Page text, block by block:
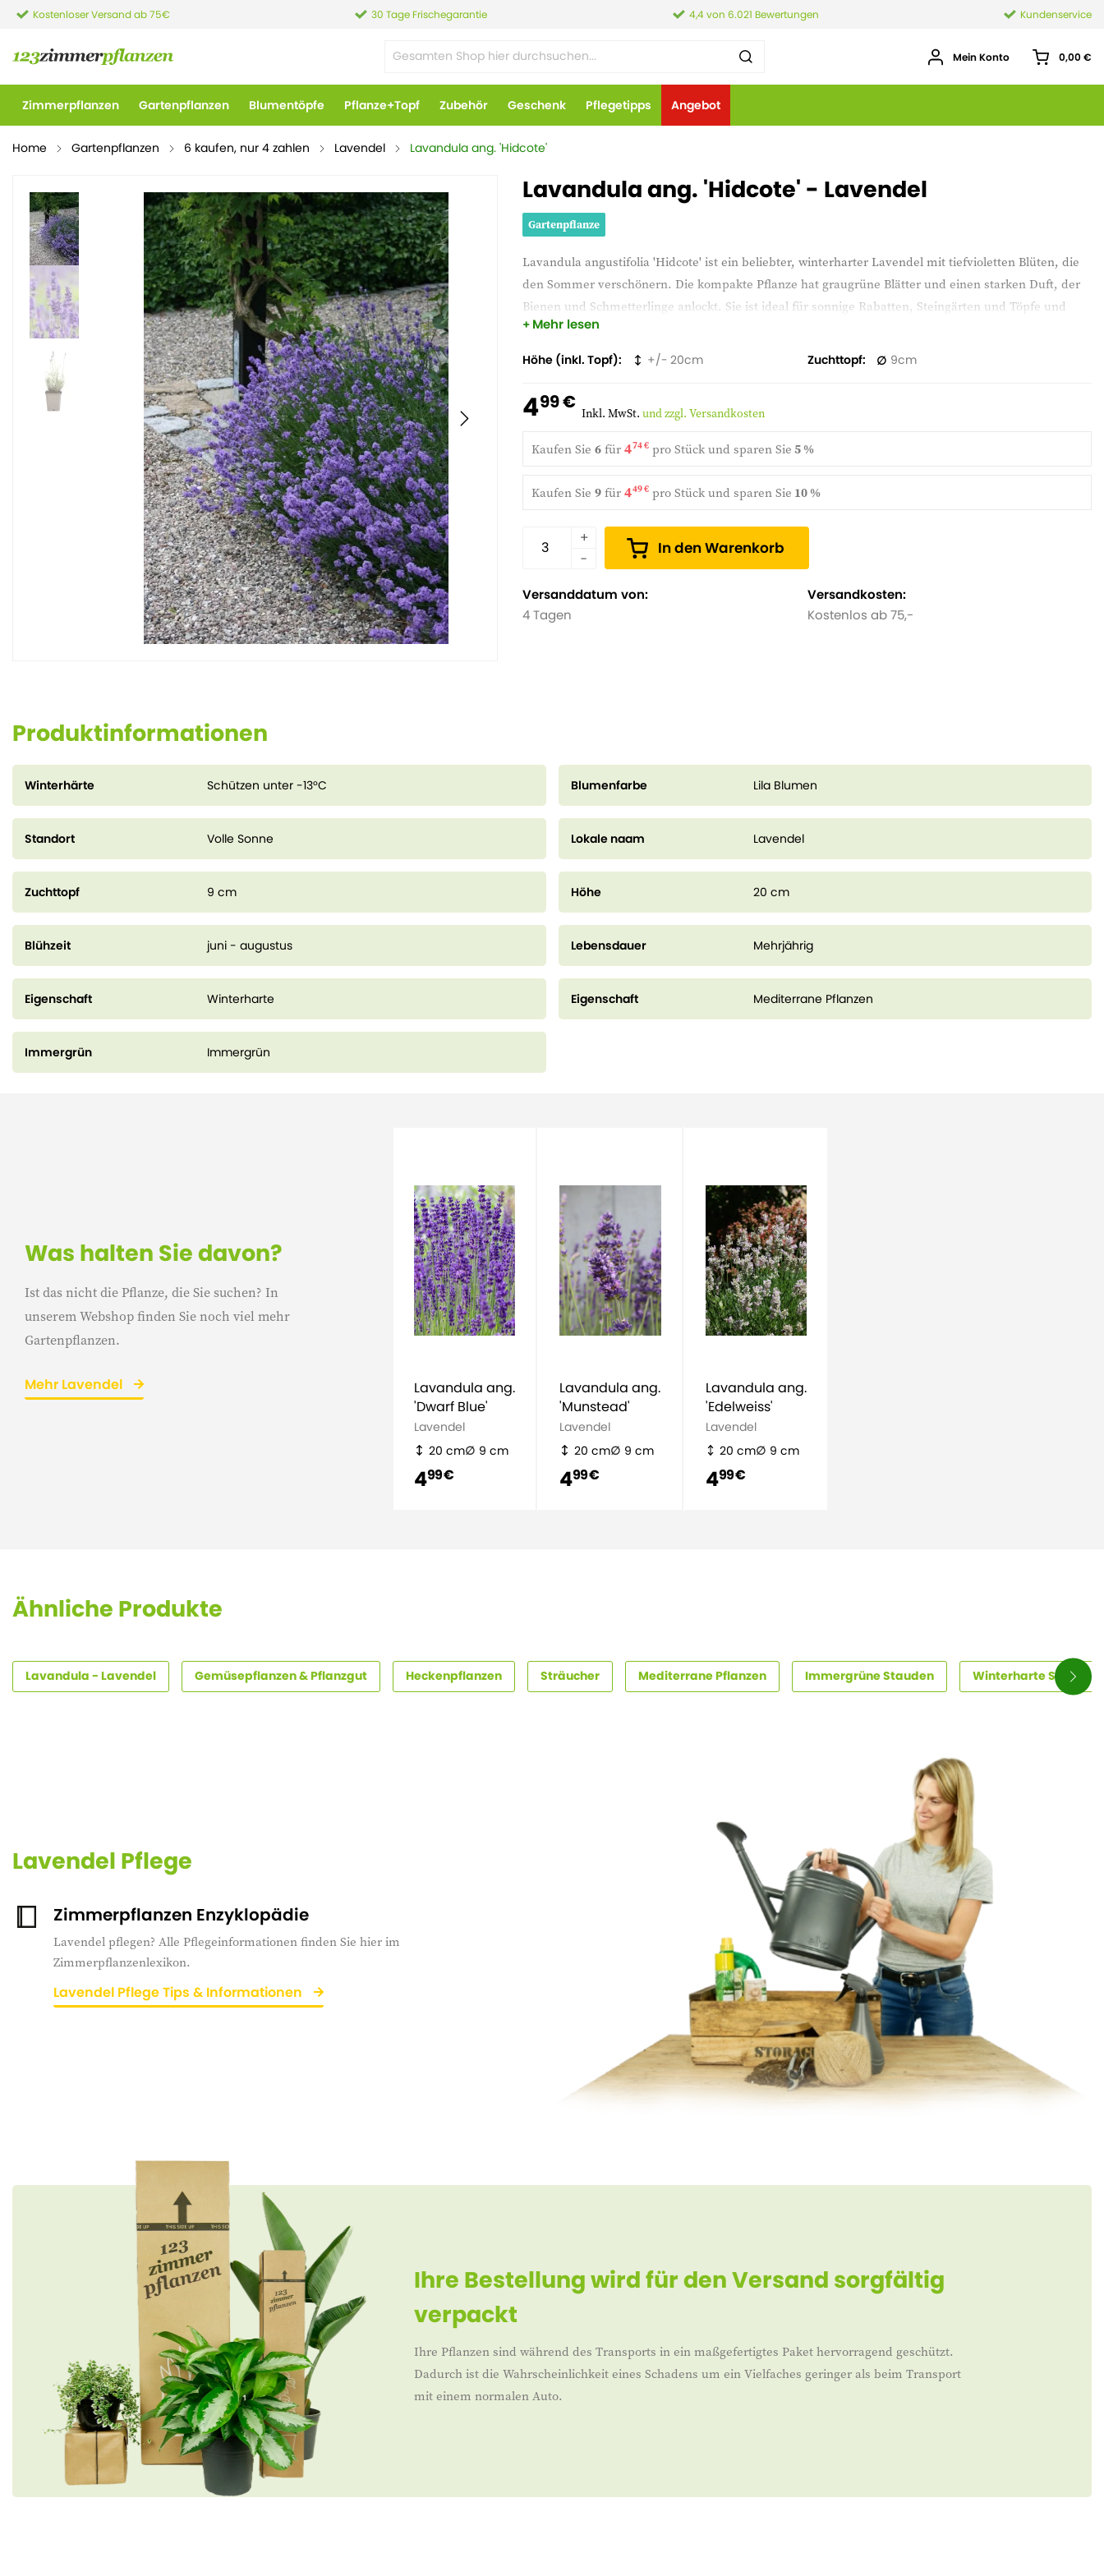
Kostenloser Versand ab 75€ 30 Tage Frischegarantie 4,4 von 6.021 Bewertungen Kundenservice
Mein Konto 0,00 €
Zimmerpflanzen Gartenpflanzen Blumentöpfe Pflanze+Topf Zubehör Geschenk Pflegetipps Angebot
Home Gartenpflanzen 6 kaufen, nur 4 zahlen Lavendel Lavandula ang. 'Hidcote'
Lavandula ang. 'Hidcote' - Lavendel
Gartenpflanze
Lavandula angustifolia 'Hidcote' ist ein beliebter, winterharter Lavendel mit tiefvioletten Blüten, die
den Sommer verschönern. Die kompakte Pflanze hat graugrüne Blätter und einen starken Duft, der
Bienen und Schmetterlinge anlockt. Sie ist ideal für sonnige Rabatten, Steingärten und Töpfe und
eignet sich perfekt, um duftende, farbige Akzente im Garten zu setzen.
Mehr lesen
Höhe (inkl. Topf) 20 Zuchttopf 9
499 € Inkl. MwSt.und zzgl. Versandkosten
Kaufen Sie6für474 € pro Stück undsparen Sie5 %
Kaufen Sie9für449 € pro Stück undsparen Sie 10 %
In den Warenkorb
Versanddatum von:
4 Tagen
Versandkosten:
Kostenlos ab 75,-
Produktinformationen
Winterhärte Schützen unter -13°C Blumenfarbe Lila Blumen
Standort Volle Sonne Lokale naam Lavendel
Zuchttopf 9 cm Höhe 20 cm
Blühzeit juni - augustus Lebensdauer Mehrjährig
Eigenschaft Winterharte Eigenschaft Mediterrane Pflanzen
Immergrün Immergrün
Was halten Sie davon?
Ist das nicht die Pflanze, die Sie suchen? In
unserem Webshop finden Sie noch viel mehr
Gartenpflanzen.
Mehr Lavendel
Lavandula ang.
'Dwarf Blue'
Lavendel
20 cm
9 cm
499 €
Lavandula ang.
'Munstead'
Lavendel
20 cm
9 cm
499 €
Lavandula ang.
'Edelweiss'
Lavendel
20 cm
9 cm
499 €
Ähnliche Produkte
Lavandula - Lavendel Gemüsepflanzen & Pflanzgut Heckenpflanzen Sträucher Mediterrane Pflanzen Immergrüne Stauden Winterharte Stauden
Lavendel Pflege
Zimmerpflanzen Enzyklopädie
Lavendel pflegen? Alle Pflegeinformationen finden Sie hier im
Zimmerpflanzenlexikon.
Lavendel Pflege Tips & Informationen
Ihre Bestellung wird für den Versand sorgfältig
verpackt
Ihre Pflanzen sind während des Transports in ein maßgefertigtes Paket hervorragend geschützt.
Dadurch ist die Wahrscheinlichkeit eines Schadens um ein Vielfaches geringer als beim Transport
mit einem normalen Auto.